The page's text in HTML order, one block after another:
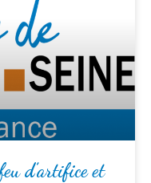
d’artifice et